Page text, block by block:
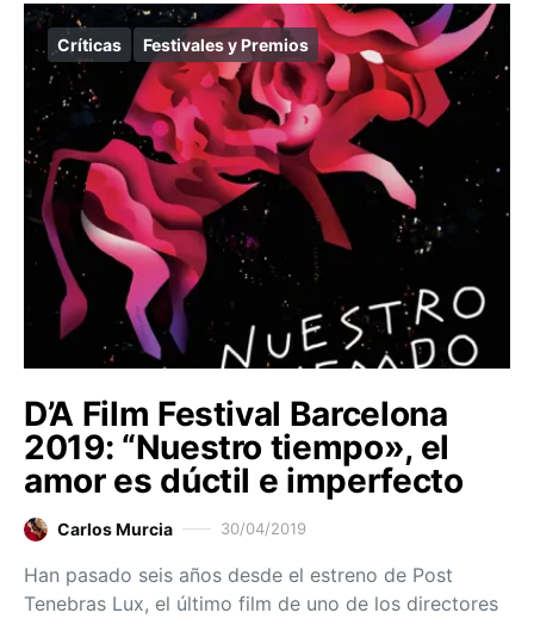
Críticas Festivales y Premios
D’A Film Festival Barcelona
2019: “Nuestro tiempo», el
amor es dúctil e imperfecto
Carlos Murcia 30/04/2019
Han pasado seis años desde el estreno de Post
Tenebras Lux, el último film de uno de los directores